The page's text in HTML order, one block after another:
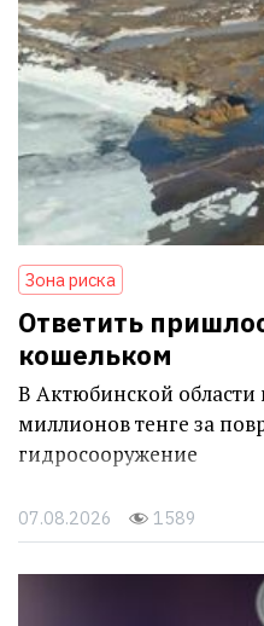
Зона риска
Ответить
кошельком
В Актюбинской области
миллионов тенге за
гидросооружение
07.08.2026 1589